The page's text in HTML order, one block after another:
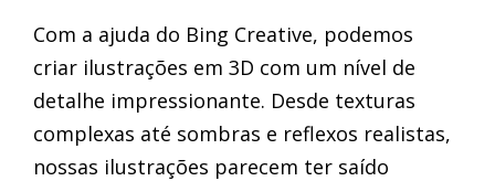
Com a ajuda do Bing Creative, podemos
criar ilustrações em 3D com um nível de
detalhe impressionante. Desde texturas
complexas até sombras e reflexos realistas,
nossas ilustrações parecem ter saído